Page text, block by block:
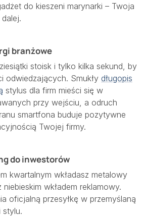
do kieszeni marynarki – Twoja
branżowe
stoisk i tylko kilka sekund, by
odwiedzających. Smukły długopis
stylus dla firm mieści się w
przy wejściu, a odruch
smartfona buduje pozytywne
Twojej firmy.
do inwestorów
kwartalnym wkładasz metalowy
wkładem reklamowy.
oficjalną przesyłkę w przemyślaną
stylu.